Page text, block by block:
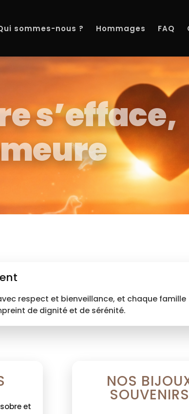
sommes-nous ? Hommages FAQ
s’efface,
respect et bienveillance, et chaque famille
de dignité et de sérénité.
et
NOS
SOUVENIRS